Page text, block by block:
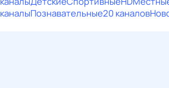
каналыПознавательные20 каналов